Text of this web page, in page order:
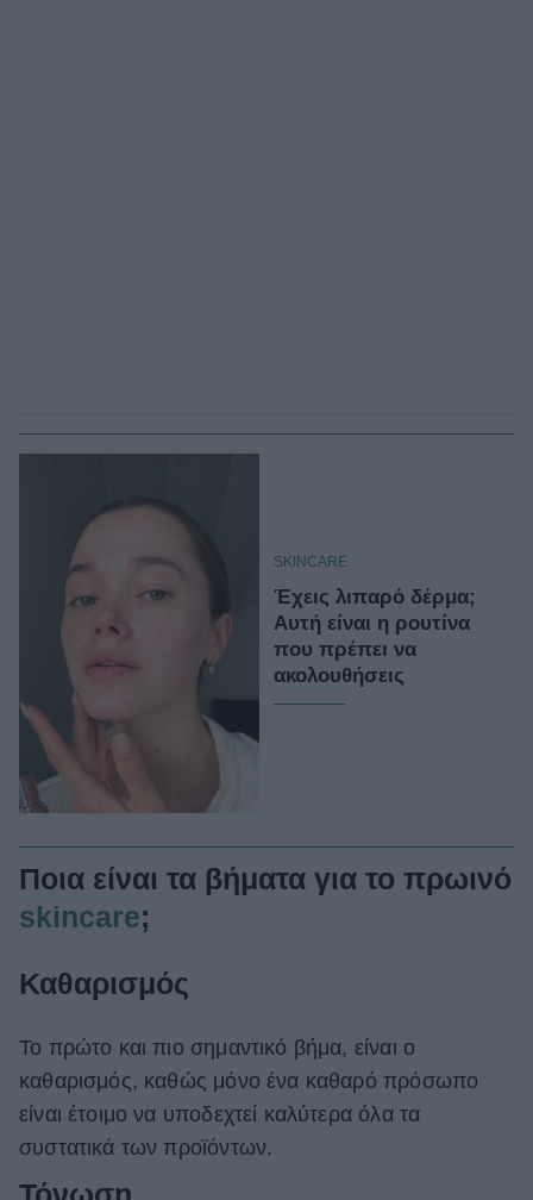
SKINCARE
Έχεις λιπαρό δέρμα;
Αυτή είναι η ρουτίνα
που πρέπει να
ακολουθήσεις
Ποια είναι τα βήματα για το πρωινό
skincare;
Καθαρισμός
Το πρώτο και πιο σημαντικό βήμα, είναι ο
καθαρισμός, καθώς μόνο ένα καθαρό πρόσωπο
είναι έτοιμο να υποδεχτεί καλύτερα όλα τα
συστατικά των προϊόντων.